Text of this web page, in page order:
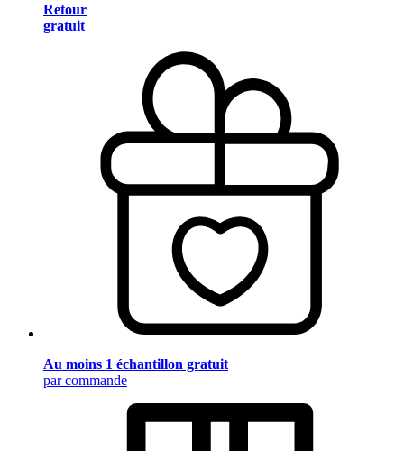
Retour
gratuit
Au moins 1 échantillon gratuit
par commande